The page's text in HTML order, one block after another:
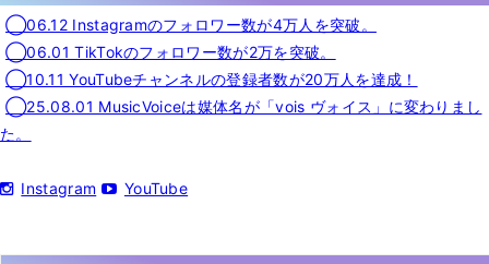
◯06.12 Instagramのフォロワー数が4万人を突破。
◯06.01 TikTokのフォロワー数が2万を突破。
◯10.11 YouTubeチャンネルの登録者数が20万人を達成！
◯25.08.01 MusicVoiceは媒体名が「vois ヴォイス」に変わりまし
た。
Instagram YouTube